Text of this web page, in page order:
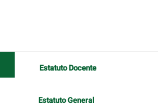
Estatuto Docente
Estatuto General